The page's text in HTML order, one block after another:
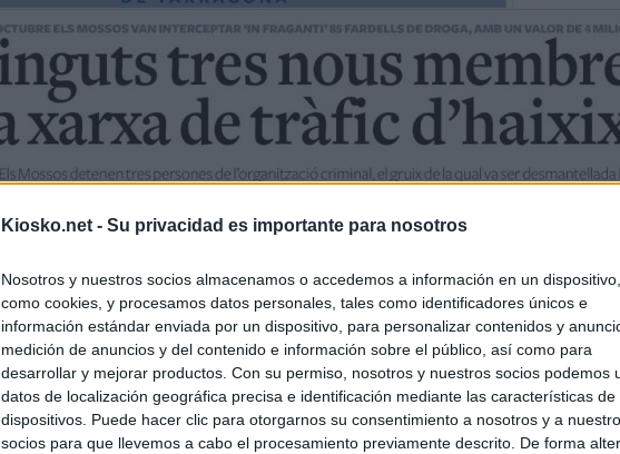
Kiosko.net - Su privacidad es importante para nosotros
Nosotros y nuestros socios almacenamos o accedemos a información en un
como cookies, y procesamos datos personales, tales como identificadores únicos e
información estándar enviada por un dispositivo, para personalizar contenidos y
medición de anuncios y del contenido e información sobre el público, así como para
desarrollar y mejorar productos. Con su permiso, nosotros y nuestros socios podemos
datos de localización geográfica precisa e identificación mediante las características de
dispositivos. Puede hacer clic para otorgarnos su consentimiento a nosotros y a
socios para que llevemos a cabo el procesamiento previamente descrito. De forma